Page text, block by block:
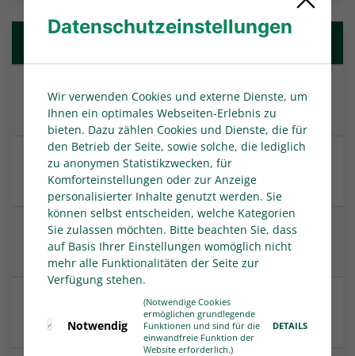
Heimpremiere im Heidewald: FC Gütersloh will
zweiten Sieg
Die Spielpläne der Juniorinnen und Junioren
wurden veröffentlicht
3:2! Neuling Westfalia Rhynern bezwingt
Sportfreunde Siegen
Erfolgreicher Saisonstart: RWO gewinnt beim
Bonner SC 2:1
Datenschutzeinstellungen
Wir verwenden Cookies und externe Dienste, um
Ihnen ein optimales Webseiten-Erlebnis zu
bieten. Dazu zählen Cookies und Dienste, die für
den Betrieb der Seite, sowie solche, die lediglich
zu anonymen Statistikzwecken, für
Komforteinstellungen oder zur Anzeige
personalisierter Inhalte genutzt werden. Sie
können selbst entscheiden, welche Kategorien
Sie zulassen möchten. Bitte beachten Sie, dass
auf Basis Ihrer Einstellungen womöglich nicht
mehr alle Funktionalitäten der Seite zur
Verfügung stehen.
Notwendig
(Notwendige Cookies
ermöglichen grundlegende
Funktionen und sind für die
einwandfreie Funktion der
Website erforderlich.)
DETAILS